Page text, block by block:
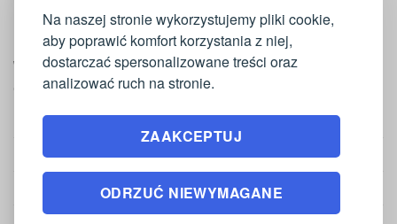
Na naszej stronie wykorzystujemy pliki cookie,
aby poprawić komfort korzystania z niej,
dostarczać spersonalizowane treści oraz
analizować ruch na stronie.
ZAAKCEPTUJ
ODRZUĆ NIEWYMAGANE
WAŻNE INFORMACJE
Moje konto
Regulamin
Polityka zwrotów